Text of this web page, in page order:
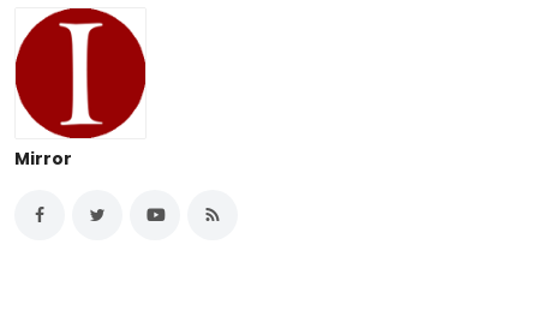
Mirror